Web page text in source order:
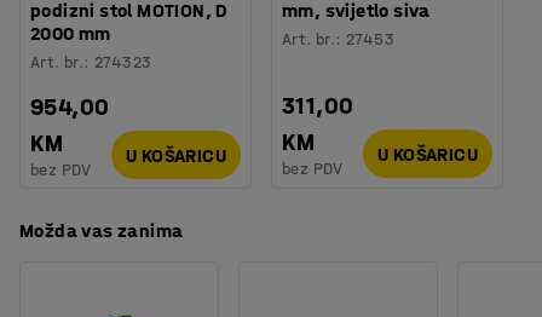
podizni stol MOTION, D
2000 mm
Art. br.: 274323
954,00
KM
bez PDV
U KOŠARICU
mm, svijetlo siva
Art. br.: 27453
311,00
KM
bez PDV
U KOŠARICU
Možda vas zanima